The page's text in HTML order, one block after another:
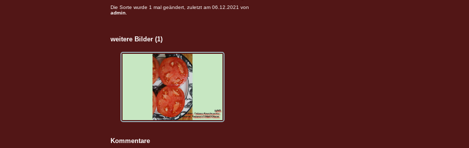
Die Sorte wurde 1 mal geändert, zuletzt am 06.12.2021 von
admin
weitere Bilder (1)
Kommentare